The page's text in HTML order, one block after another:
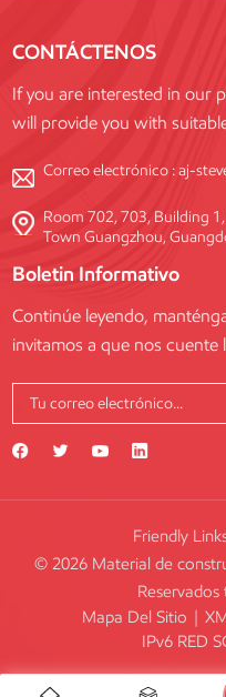
CONTÁCTENOS
If you are interested in our
will provide you with
Correo electrónico :aj-
Room 702, 703, Building
Town Guangzhou,
Boletin Informativo
Continúe leyendo,
invitamos a que nos cuente
Friendly
© 2026 Material de
Mapa Del Sitio |
IPv6 RED